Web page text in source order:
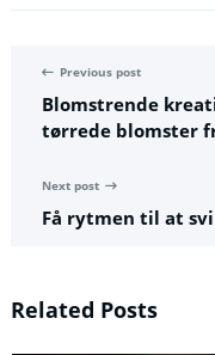
Previous post
Blomstrende
tørrede blomster
Next post
Få rytmen til at
Related Posts